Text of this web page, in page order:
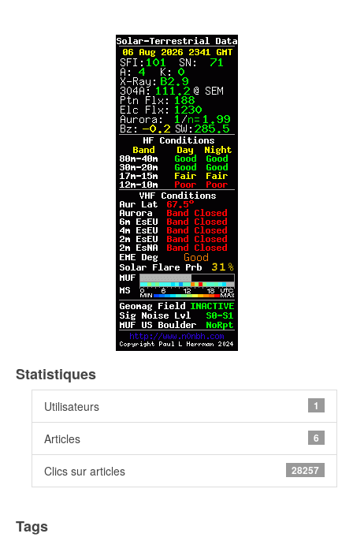
Statistiques
Utilisateurs 1
Articles 6
Clics sur articles 28257
Tags